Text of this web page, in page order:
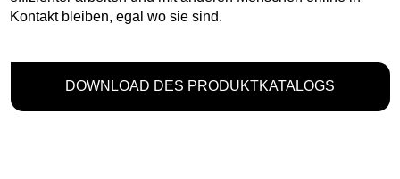
Kontakt bleiben, egal wo sie sind.
DOWNLOAD DES PRODUKTKATALOGS